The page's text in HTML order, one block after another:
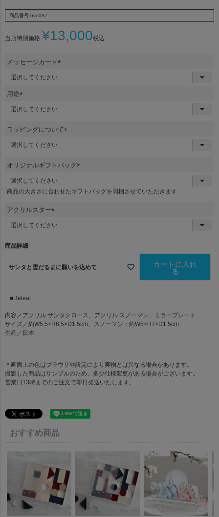
商品番号 bve097
当店特別価格 ¥13,000税込
メッセージカード
用途
(
)
ラッピングについて
オリジナルギフトバッグ
須
商品の大きさに合わせたギフトバッグを同梱させていただきます
アクリルスター
商品詳細
サンタと雪だるまに願いを込めて
カートに入れ
る
■Deteal
内容／アクリル サンタクロース、アクリル スノーマン、ミラープレート
サイズ／約W5.5×H8.5×D1.5cm、スノーマン：約W5×H7×D1.5cm
生産／日本
＊画面上の色はブラウザや設定により実物とは異なる場合があります。
撮影した商品はサンプルのため、多少仕様変更がある場合がございます。
営業日13時までのご注文で即日発送いたします。
おすすめ商品